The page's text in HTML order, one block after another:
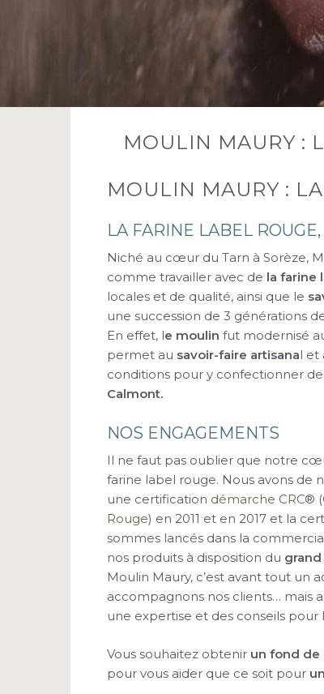
MOULIN MAURY :
MOULIN MAURY :
LA FARINE LABEL
Niché au cœur du Tarn à Sorèze,
comme travailler avec de la farine
locales et de qualité, ainsi que le
une succession de 3 générations
En effet, le moulin fut modernisé
permet au savoir-faire artisanal et
conditions pour y confectionner
Calmont.
NOS ENGAGEMENTS
Il ne faut pas oublier que notre
farine label rouge. Nous avons de
une certification démarche CRC®
Rouge) en 2011 et en 2017 et la
sommes lancés dans la
nos produits à disposition du
Moulin Maury, c’est avant tout
accompagnons nos clients… mais
une expertise et des conseils pour
Vous souhaitez obtenir un fond de
pour vous aider que ce soit pour